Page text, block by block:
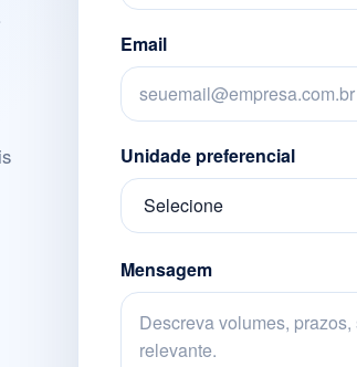
Email
Unidade preferencial
Mensagem